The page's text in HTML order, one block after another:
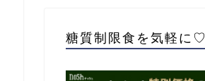
糖質制限食を気軽に♡